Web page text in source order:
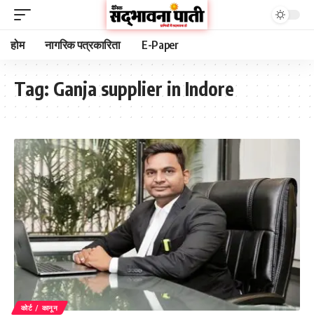
होम नागरिक पत्रकारिता E-Paper
Tag: Ganja supplier in Indore
कोर्ट / कानून